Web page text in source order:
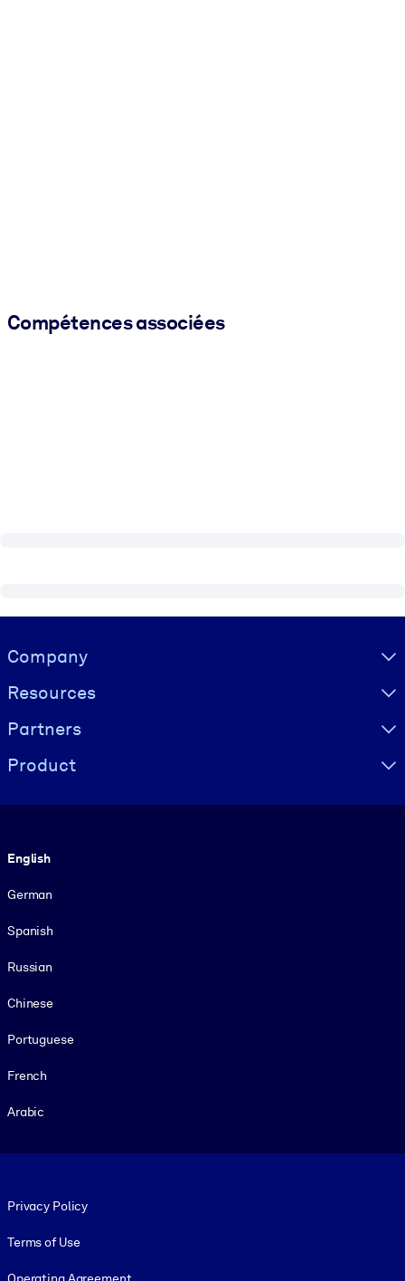
Compétences associées
Visually hidden Text
Company
Resources
Partners
Product
English
German
Spanish
Russian
Chinese
Portuguese
French
Arabic
Privacy Policy
Terms of Use
Operating Agreement